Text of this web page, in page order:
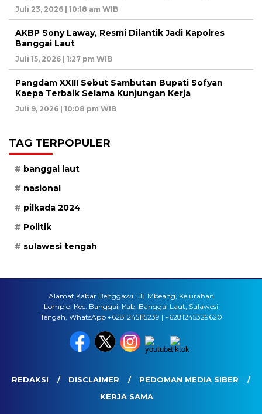
Juli 23, 2026 | 10:18 am WIB
AKBP Sony Laway, Resmi Dilantik Jadi Kapolres
Banggai Laut
Juli 15, 2026 | 1:27 pm WIB
Pangdam XXIII Sebut Sambutan Bupati Sofyan
Kaepa Terbaik Selama Kunjungan Kerja
Juli 9, 2026 | 10:08 pm WIB
TAG TERPOPULER
banggai laut
nasional
pilkada 2024
Politik
sulawesi tengah
Alamat Kabar Benggawi : Jl. Mbeang, Kelurahan
Lompio, Kec. Banggai, Kab. Banggai Laut, Sulawesi
Tengah, WhatsApp +6281245115239 | +6281245329620
REDAKSI DISCLAIMER
PEDOMAN MEDIA SIBER
KERJA SAMA